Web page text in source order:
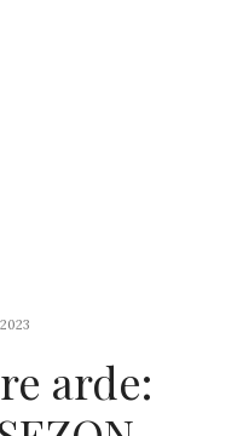
arde: